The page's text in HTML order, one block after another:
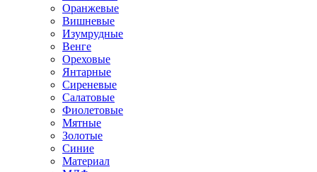
Оранжевые
Вишневые
Изумрудные
Венге
Ореховые
Янтарные
Сиреневые
Салатовые
Фиолетовые
Мятные
Золотые
Синие
Материал